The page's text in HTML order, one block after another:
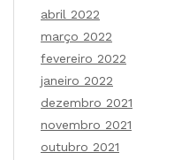
abril 2022
março 2022
fevereiro 2022
janeiro 2022
dezembro 2021
novembro 2021
outubro 2021